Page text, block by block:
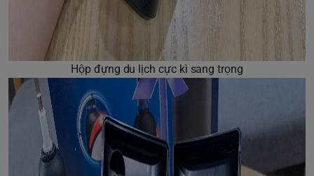
Hộp đựng du lịch cực kì sang trọng